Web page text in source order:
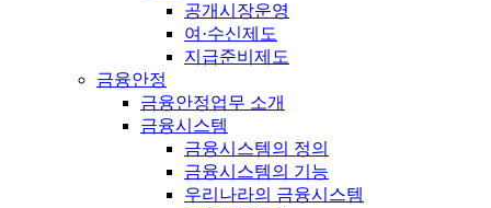
공개시장운영
여·수신제도
지급준비제도
금융안정
금융안정업무 소개
금융시스템
금융시스템의 정의
금융시스템의 기능
우리나라의 금융시스템